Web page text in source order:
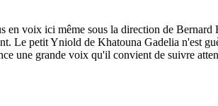
voix ici même sous la direction de
Le petit Yniold de Khatouna Gadelia n'est
une grande voix qu'il convient de suivre